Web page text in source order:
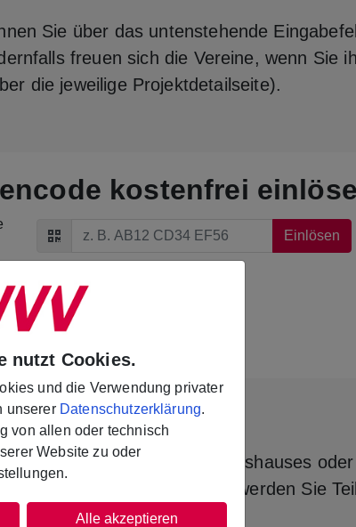
nutzt Cookies.
und die Verwendung privater
unserer Datenschutzerklärung.
von allen oder technisch
Website zu oder
Alle akzeptieren
Sie über das untenstehende
freuen sich die Vereine, wenn Sie
die jeweilige Projektdetailseite).
kostenfrei
Code einlösen
einlösen
Einlösen
kann dabei sein!
Renovierung des Vereinshauses
einfach Ihr Projekt ein und werden Sie